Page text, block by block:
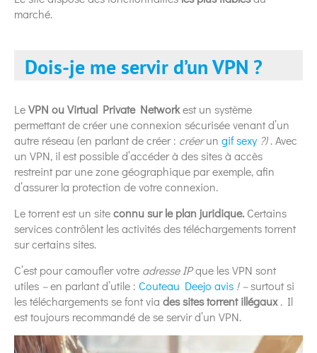
marché.
Dois-je me servir d’un VPN ?
LeVPN ou Virtual Private Networkest un système
permettant de créer une connexion sécurisée venant d’un
autre réseau (en parlant de créer : créerun gif sexy ?). Avec
un VPN, il est possible d’accéder à des sites à accès
restreint par une zone géographique par exemple, afin
d’assurer la protection de votre connexion.
Le torrent est un siteconnu sur le plan juridique. Certains
services contrôlent les activités des téléchargements torrent
sur certains sites.
C’est pour camoufler votre adresse IPque les VPN sont
utiles –en parlant d’utile : Couteau Deejo avis ! –surtout si
les téléchargements se font via dessites torrent illégaux. Il
est toujours recommandé de se servir d’un VPN.